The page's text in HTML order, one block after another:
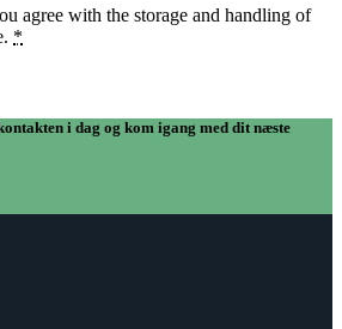
agree with the storage and handling of
*
i dag og kom igang med dit næste